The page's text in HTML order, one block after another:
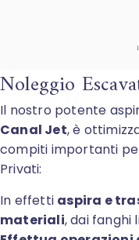
1
Noleggio
Il nostro potente
Canal Jet, è
compiti importanti
Privati:
In effetti aspira e
materiali, dai fanghi